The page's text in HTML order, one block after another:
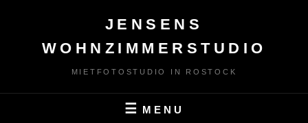
JENSENS
WOHNZIMMERSTUDIO
MIETFOTOSTUDIO IN ROSTOCK
MENU